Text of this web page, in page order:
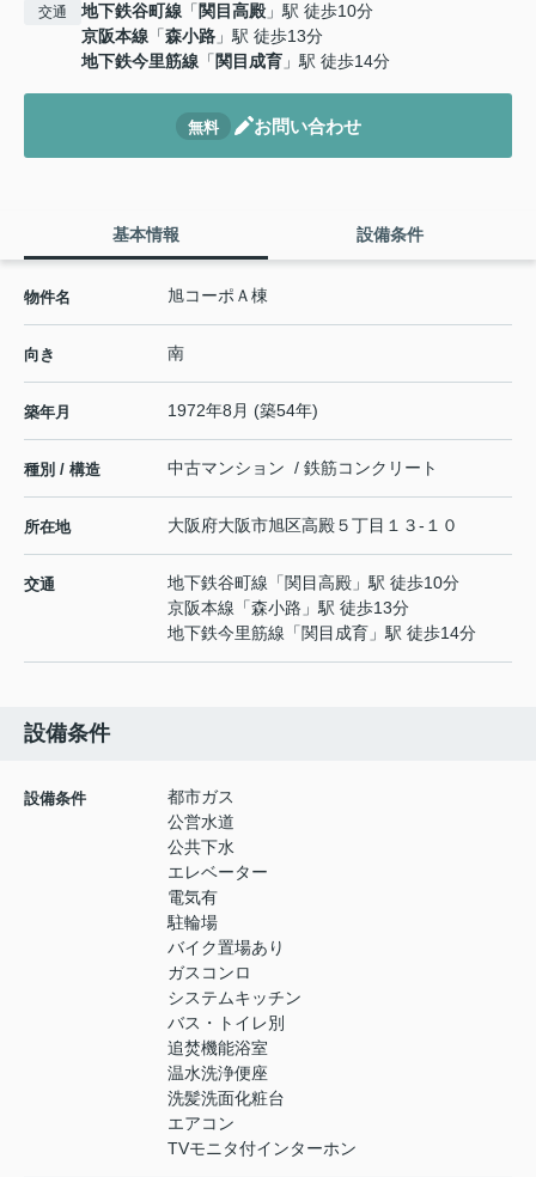
交通 地下鉄谷町線 「 関目高殿 」駅 徒歩10分
京阪本線 「森小路 」駅 徒歩13分
地下鉄今里筋線 「 関目成育 」駅 徒歩14分
無料 お問い合わせ
基本情報 設備条件
物件名 旭コーポＡ棟
向き 南
築年月 1972年8月 (築54年)
種別 / 構造 中古マンション / 鉄筋コンクリート
所在地 大阪府大阪市旭区高殿５丁目１３-１０
交通 地下鉄谷町線 「関目高殿 」駅 徒歩10分
京阪本線 「森小路 」駅 徒歩13分
地下鉄今里筋線 「関目成育 」駅 徒歩14分
設備条件
設備条件
都市ガス
公営水道
公共下水
エレベーター
電気有
駐輪場
バイク置場あり
ガスコンロ
システムキッチン
バス・トイレ別
追焚機能浴室
温水洗浄便座
洗髪洗面化粧台
エアコン
TVモニタ付インターホン